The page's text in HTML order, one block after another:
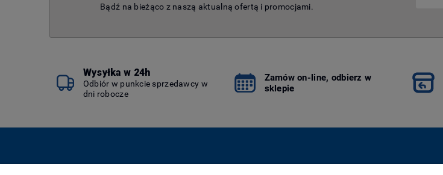
Bądź na bieżąco z naszą aktualną ofertą i promocjami.
Wysyłka w 24h
Odbiór w punkcie sprzedawcy w
dni robocze
Zamów on-line, odbierz w
sklepie